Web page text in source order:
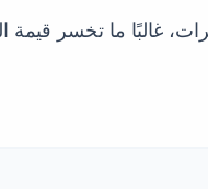
غالبًا ما تخسر قيمة